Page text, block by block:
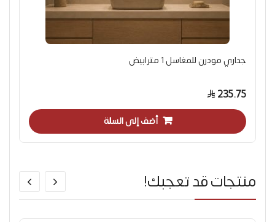
جداري مودرن للمغاسل 1 مترابيض
235.75
أضف إلى السلة
منتجات قد تعجبك!